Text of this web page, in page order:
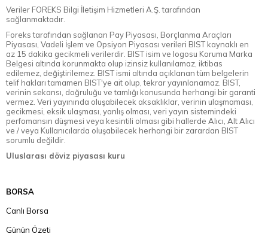
Veriler FOREKS Bilgi İletişim Hizmetleri A.Ş. tarafından
sağlanmaktadır.
Foreks tarafından sağlanan Pay Piyasası, Borçlanma Araçları
Piyasası, Vadeli İşlem ve Opsiyon Piyasası verileri BIST kaynaklı en
az 15 dakika gecikmeli verilerdir. BIST isim ve logosu Koruma Marka
Belgesi altında korunmakta olup izinsiz kullanılamaz, iktibas
edilemez, değiştirilemez. BIST ismi altında açıklanan tüm belgelerin
telif hakları tamamen BIST'ye ait olup, tekrar yayınlanamaz. BIST,
verinin sekansı, doğruluğu ve tamlığı konusunda herhangi bir garanti
vermez. Veri yayınında oluşabilecek aksaklıklar, verinin ulaşmaması,
gecikmesi, eksik ulaşması, yanlış olması, veri yayın sistemindeki
perfomansın düşmesi veya kesintili olması gibi hallerde Alıcı, Alt Alıcı
ve / veya Kullanıcılarda oluşabilecek herhangi bir zarardan BIST
sorumlu değildir.
Uluslarası döviz piyasası kuru
BORSA
Canlı Borsa
Günün Özeti